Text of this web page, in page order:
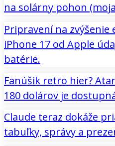
na solárny pohon
Pripravení na zvýšenie
iPhone 17 od Apple
batérie.
Fanúšik retro hier?
180 dolárov je
Claude teraz dokáže
tabuľky, správy a